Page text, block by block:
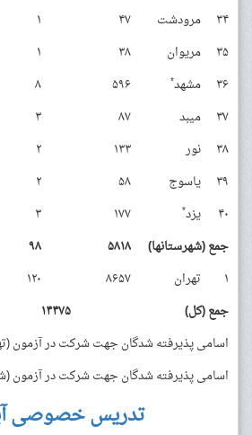
۳۴
مرودشت ۴۷ ۱
۳۵
مریوان ۳۸ ۱
۳۶
مشهد* ۵۹۶ ۸
۳۷
میبد ۸۷ ۳
۳۸
نور ۱۳۳ ۲
۳۹
یاسوج ۵۸ ۲
۴۰
یزد* ۱۷۷ ۳
جمع (شهرستانها)
۵۸۱۸
۹۸
۱
تهران ۸۶۵۷
۱۲۰
جمع (کل)
۱۴۴۷۵
اسامی پذیرفته شدگان جهت شرکت در آزمون
اسامی پذیرفته شدگان جهت شرکت در آزمون
تدریس خصوصی